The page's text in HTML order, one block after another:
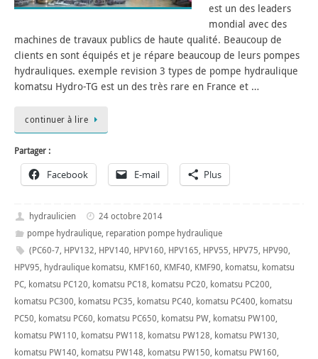
est un des leaders
mondial avec des
machines de travaux publics de haute qualité. Beaucoup de
clients en sont équipés et je répare beaucoup de leurs pompes
hydrauliques. exemple revision 3 types de pompe hydraulique
komatsu Hydro-TG est un des très rare en France et …
continuer à lire
Partager :
Facebook E-mail Plus
hydraulicien
24 octobre 2014
pompe hydraulique, reparation pompe hydraulique
(PC60-7, HPV132, HPV140, HPV160, HPV165, HPV55, HPV75, HPV90,
HPV95, hydraulique komatsu, KMF160, KMF40, KMF90, komatsu, komatsu
PC, komatsu PC120, komatsu PC18, komatsu PC20, komatsu PC200,
komatsu PC300, komatsu PC35, komatsu PC40, komatsu PC400, komatsu
PC50, komatsu PC60, komatsu PC650, komatsu PW, komatsu PW100,
komatsu PW110, komatsu PW118, komatsu PW128, komatsu PW130,
komatsu PW140, komatsu PW148, komatsu PW150, komatsu PW160,